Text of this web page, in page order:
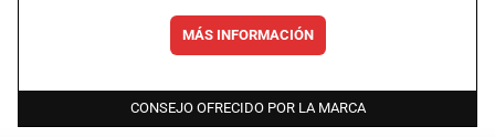
MÁS INFORMACIÓN
CONSEJO OFRECIDO POR LA MARCA